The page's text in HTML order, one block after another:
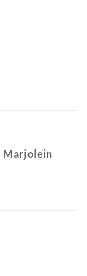
Marjolein